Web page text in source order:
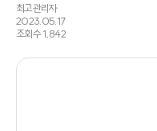
최고관리자
2023.05.17
조회수 1,842